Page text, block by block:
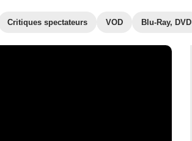
Critiques spectateurs VOD Blu-Ray, DVD